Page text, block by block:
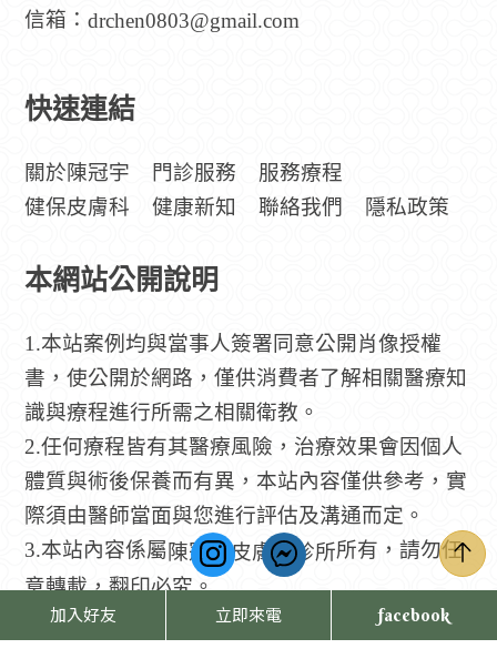
信箱：drchen0803@gmail.com
快速連結
關於陳冠宇 門診服務
服務療程
健保皮膚科
健康新知 聯絡我們 隱私政策
本網站公開說明
1.本站案例均與當事人簽署同意公開肖像授權
書，使公開於網路，僅供消費者了解相關醫療知
識與療程進行所需之相關衛教。
2.任何療程皆有其醫療風險，治療效果會因個人
體質與術後保養而有異，本站內容僅供參考，實
際須由醫師當面與您進行評估及溝通而定。
3.本站內容係屬 陳冠宇皮膚科診所所有，請勿任
意轉載，翻印必究。
4.「禁止任何網際網路服務業者轉錄其網路資訊
加入好友 立即來電 facebook